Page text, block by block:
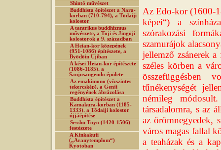
Shintō művészet
Buddhista építészet a Nara-
korban (710-794), a Tōdaiji
kolostor
A tantrikus buddhizmus
művészete, a Tōji és Jingōji
kolostorok a 9. században
A Heian-kor közepének
(951-1086) építészete, a
Byōdōin Ujiban
A kései Heian-kor építészete
(1086-1185), a
Sanjūsangendō épülete
Az emakimono (vízszintes
tekercskép), a Genji
regényének ábrázolása
Buddhista építészet a
Kamakura-korban (1185-
1333), a Tōdaiji kolostor
újjáépítése
Sesshū Tōyō (1420-1506)
festészete
A Kinkakuji
(„Aranytemplom“)
Kyotoban
Az Edo-kor (1600-
képei“) a
szórakozási
szamurájok
jellemző zsánerek a
széles körben a
összefüggésben
tűnékenységét
némileg
társadalomra, s az
az örömnegyedek,
város magas fallal
a teaházak és a